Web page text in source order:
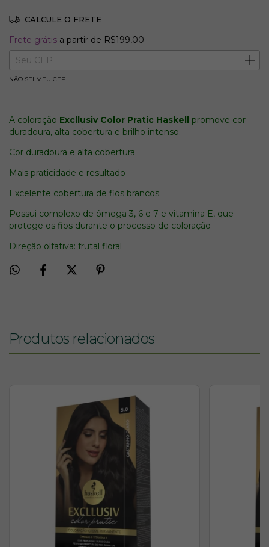
CALCULE O FRETE
Frete grátis R$199,00
Entregas para o CEP: ALTERAR CEP
Frete grátis a partir de R$199,00
NÃO SEI MEU CEP
A coloração Excllusiv Color Pratic Haskell promove cor
duradoura, alta cobertura e brilho intenso.
Cor duradoura e alta cobertura
Mais praticidade e resultado
Excelente cobertura de fios brancos.
Possui complexo de ômega 3, 6 e 7 e vitamina E, que
protege os fios durante o processo de coloração
Direção olfativa: frutal floral
Produtos relacionados